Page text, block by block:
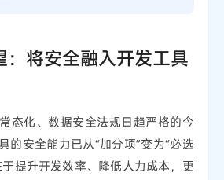
：将安全融入开发工具
态化、数据安全法规日趋严格的今
的安全能力已从“加分项”变为“必选
提升开发效率、降低人力成本，更